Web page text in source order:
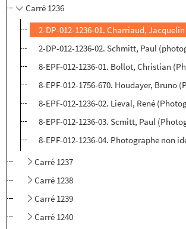
Carré 1236
2-DP-012-1236-01. Charriaud,
2-DP-012-1236-02. Schmitt, Paul
8-EPF-012-1236-01. Bollot, Christian
8-EPF-012-1756-670. Houdayer, Bruno
8-EPF-012-1236-02. Lieval, René
8-EPF-012-1236-03. Scmitt, Paul
8-EPF-012-1236-04. Photographe non
Carré 1237
Carré 1238
Carré 1239
Carré 1240